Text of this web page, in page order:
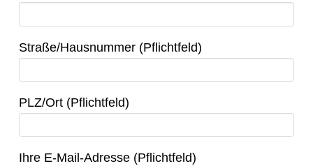
Straße/Hausnummer (Pflichtfeld)
PLZ/Ort (Pflichtfeld)
Ihre E-Mail-Adresse (Pflichtfeld)